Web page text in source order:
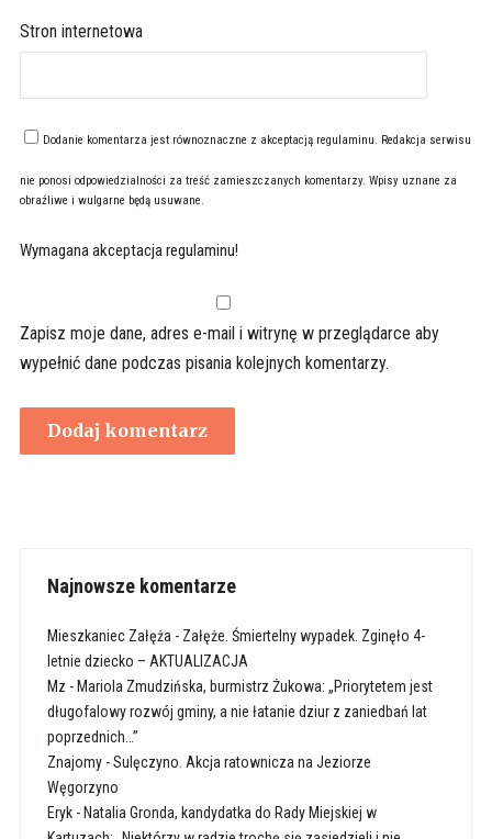
Stron internetowa
Dodanie komentarza jest równoznaczne z akceptacją regulaminu. Redakcja serwisu
nie ponosi odpowiedzialności za treść zamieszczanych komentarzy. Wpisy uznane za
obraźliwe i wulgarne będą usuwane.
Wymagana akceptacja regulaminu!
Zapisz moje dane, adres e-mail i witrynę w przeglądarce aby
wypełnić dane podczas pisania kolejnych komentarzy.
Najnowsze komentarze
Mieszkaniec Załęża - Załęże. Śmiertelny wypadek. Zginęło 4-
letnie dziecko – AKTUALIZACJA
Mz - Mariola Zmudzińska, burmistrz Żukowa: „Priorytetem jest
długofalowy rozwój gminy, a nie łatanie dziur z zaniedbań lat
poprzednich…”
Znajomy-Sulęczyno. Akcja ratownicza na Jeziorze
Węgorzyno
Eryk- Natalia Gronda, kandydatka do Rady Miejskiej w